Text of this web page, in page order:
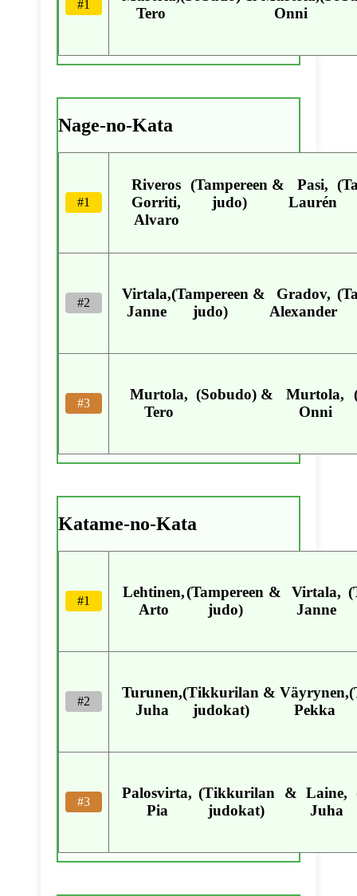
#1
Tero
Onni
Nage-no-Kata
#1
Riveros
Gorriti,
Alvaro
(Tampereen
judo)
&
Pasi,
Laurén
#2
Virtala,
Janne
(Tampereen
judo)
&
Gradov,
Alexander
#3
Murtola,
Tero
(Sobudo)&
Murtola,
Onni
Katame-no-Kata
#1
Lehtinen,
Arto
(Tampereen
judo)
&
Virtala,
Janne
#2
Turunen,
Juha
(Tikkurilan
judokat)
&Väyrynen,
Pekka
#3
Palosvirta,
Pia
(Tikkurilan
judokat)
& Laine,
Juha